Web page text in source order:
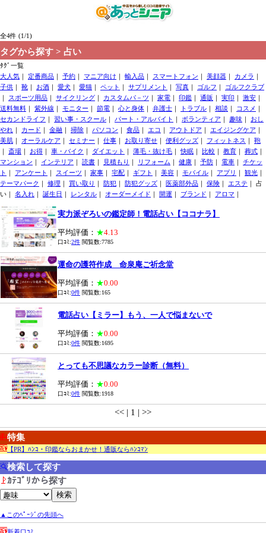
全4件 (1/1)
タグから探す > 占い
ﾀｸﾞ一覧
大人気 ｜ 定番商品 ｜ 予約 ｜ マニア向け ｜ 輸入品 ｜ スマートフォン ｜ 美顔器 ｜ カメラ ｜
子供 ｜ 靴 ｜ お酒 ｜ 愛犬 ｜ 愛猫 ｜ ペット ｜ サプリメント ｜ 写真 ｜ ゴルフ ｜ ゴルフクラブ
｜ スポーツ用品 ｜ サイクリング ｜ カスタムパ－ツ ｜ 家電 ｜ 印鑑 ｜ 通販 ｜ 実印 ｜ 激安 ｜
送料無料 ｜ 紫外線 ｜ モニター ｜ 節電 ｜ 心と身体 ｜ 弁護士 ｜ トラブル ｜ 相談 ｜ コスメ ｜
セカンドライフ ｜ 習い事・スクール ｜ パート・アルバイト ｜ ボランティア ｜ 趣味 ｜ おし
やれ ｜ カード ｜ 金融 ｜ 掃除 ｜ パソコン ｜ 食品 ｜ エコ ｜ アウトドア ｜ エイジングケア ｜
美肌 ｜ オーラルケア ｜ セミナー ｜ 仕事 ｜ お取り寄せ ｜ 便利グッズ ｜ フィットネス ｜ 鞄
｜ 斎場 ｜ お得 ｜ 車・バイク ｜ ダイエット ｜ 薄毛・抜け毛 ｜快眠 ｜ 比較 ｜ 教育 ｜ 葬式 ｜
マンション ｜ インテリア ｜ 読書 ｜ 見積もり ｜ リフォーム ｜ 健康 ｜ 予防 ｜ 電車 ｜ チケッ
ト ｜ アンケート ｜ スイーツ ｜ 家事 ｜ 宅配 ｜ ギフト ｜ 美容 ｜ モバイル ｜ アプリ ｜ 観光 ｜
テーマパーク ｜ 修理 ｜ 買い取り ｜ 防犯 ｜ 防犯グッズ ｜ 医薬部外品 ｜ 保険 ｜ エステ ｜ 占
い｜ 名入れ ｜ 誕生日 ｜ レンタル ｜ オーダーメイド ｜ 開運 ｜ ブランド ｜ アロマ ｜
実力派ぞろいの鑑定師！電話占い【ココナラ】
平均評価： ★4.13
口ｺﾐ:2件 閲覧数:7785
運命の護符作成 命泉庵ご祈念堂
平均評価： ★0.00
口ｺﾐ:0件 閲覧数:165
電話占い【ミラー】もう、一人で悩まないで
平均評価： ★0.00
口ｺﾐ:0件 閲覧数:1695
とっても不思議なカラー診断（無料）
平均評価： ★0.00
口ｺﾐ:0件 閲覧数:1918
<< | 1 | >>
特集
【PR】ﾊﾝｺ・印鑑ならおまかせ！通販ならﾊﾝｺﾏﾝ
検索して探す
ｶﾃｺﾞﾘから探す
▲このﾍﾟｰｼﾞの先頭へ